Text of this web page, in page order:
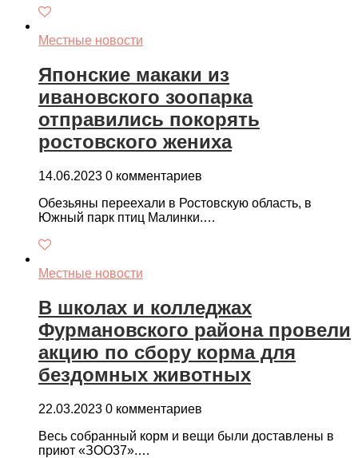
Местные новости
Японские макаки из
ивановского зоопарка
отправились покорять
ростовского жениха
14.06.2023 0 комментариев
Обезьяны переехали в Ростовскую область, в
Южный парк птиц Малинки.…
Местные новости
В школах и колледжах
Фурмановского района провели
акцию по сбору корма для
бездомных животных
22.03.2023 0 комментариев
Весь собранный корм и вещи были доставлены в
приют «ЗОО37».…